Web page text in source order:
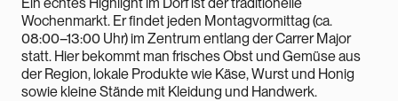
Wochenmarkt. Er findet jeden Montagvormittag (ca.
08:00–13:00 Uhr) im Zentrum entlang der Carrer Major
statt. Hier bekommt man frisches Obst und Gemüse aus
der Region, lokale Produkte wie Käse, Wurst und Honig
sowie kleine Stände mit Kleidung und Handwerk.